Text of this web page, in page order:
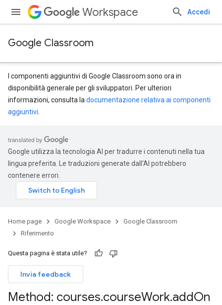
Workspace Accedi
Google Classroom
I componenti aggiuntivi di Google Classroom sono ora in
disponibilità generale per gli sviluppatori. Per ulteriori
informazioni, consulta la documentazione relativa ai componenti
aggiuntivi
Google utilizza la tecnologia AI per tradurre i contenuti nella tua
lingua preferita. Le traduzioni generate dall'AI potrebbero
contenere errori.
Home page Google Workspace
Google Classroom
Riferimento
Questa pagina è stata utile?
Invia feedback
Method: courses.courseWork.addOn